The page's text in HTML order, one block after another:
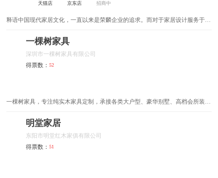
儿童学习椅
多功能沙发床
家用餐桌
台式电脑桌
天猫店 京东店 招商中
释语中国现代家居文化，一直以来是荣麟企业的追求。而对于家居设计服务于生
以及精致的后工艺都曾经为人们的家居带来风格各异的享受。后人文时代的到
一棵树家具
深圳市一棵树家具有限公司
得票数：52
一棵树家具，专注纯实木家具定制，承接各类大户型、豪华别墅、高档会所装修
明堂家居
东阳市明堂红木家俱有限公司
得票数：51